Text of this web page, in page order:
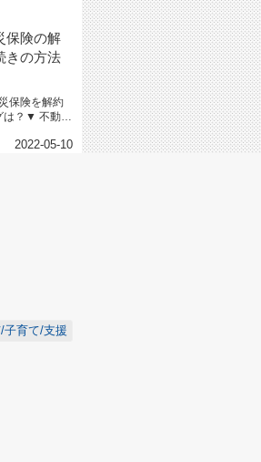
保険の解
きの方法
は？▼ 不動産
2022-05-10
子育て/支援